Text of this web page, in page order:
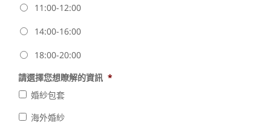
11:00-12:00
14:00-16:00
18:00-20:00
請選擇您想瞭解的資訊 *
婚紗包套
海外婚紗